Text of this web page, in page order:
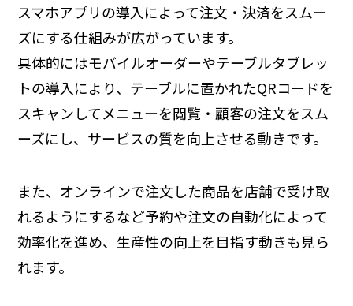
スマホアプリの導入によって注文・決済をスムー
ズにする仕組みが広がっています。
具体的にはモバイルオーダーやテーブルタブレッ
トの導入により、テーブルに置かれたQRコードを
スキャンしてメニューを閲覧・顧客の注文をスム
ーズにし、サービスの質を向上させる動きです。
また、オンラインで注文した商品を店舗で受け取
れるようにするなど予約や注文の自動化によって
効率化を進め、生産性の向上を目指す動きも見ら
れます。